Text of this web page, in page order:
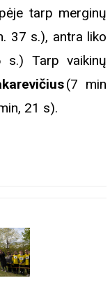
tarp merginų
37 s.), antra liko
s.) Tarp vaikinų
(7 min
21 s).